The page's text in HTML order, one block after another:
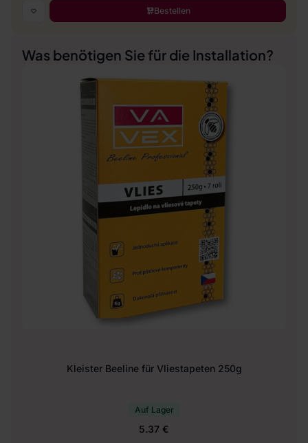
Bestellen
Was benötigen Sie für die Installation?
Kleister Beeline für Vliestapeten 250g
Auf Lager
5.37 €